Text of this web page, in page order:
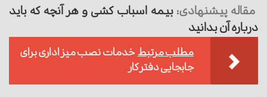
مقاله پیشنهادی:بیمه اسباب کشی و هر آنچه که باید
درباره آن بدانید
مطلب مرتبطخدمات نصب میز اداری برای
جابجایی دفتر کار